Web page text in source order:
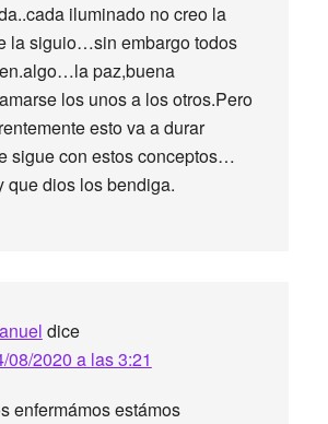
iluminado no creo la
la siguio…sin embargo todos
paz,buena
los unos a los otros.Pero
esto va a durar
sigue con estos conceptos…
que dios los bendiga.
dice
08/2020 a las 3:21
enfermámos estámos